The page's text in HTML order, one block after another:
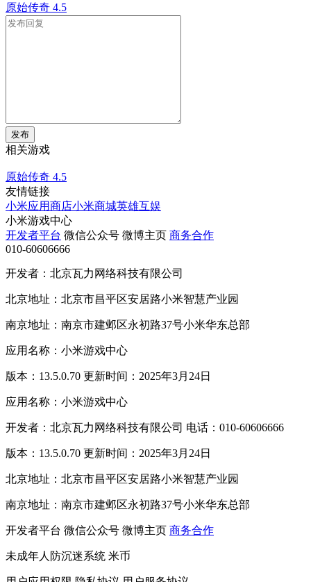
原始传奇 4.5
发布
相关游戏
原始传奇 4.5
友情链接
小米应用商店小米商城英雄互娱
小米游戏中心
开发者平台 微信公众号 微博主页 商务合作
010-60606666
开发者：北京瓦力网络科技有限公司
北京地址：北京市昌平区安居路小米智慧产业园
南京地址：南京市建邺区永初路37号小米华东总部
应用名称：小米游戏中心
版本：13.5.0.70 更新时间：2025年3月24日
应用名称：小米游戏中心
开发者：北京瓦力网络科技有限公司 电话：010-60606666
版本：13.5.0.70 更新时间：2025年3月24日
北京地址：北京市昌平区安居路小米智慧产业园
南京地址：南京市建邺区永初路37号小米华东总部
开发者平台 微信公众号 微博主页 商务合作
未成年人防沉迷系统 米币